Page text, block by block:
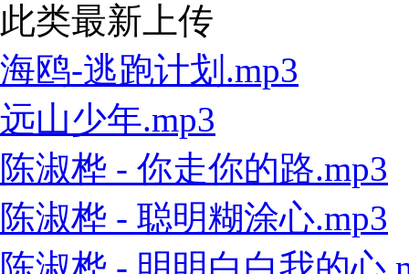
此类最新上传
海鸥-逃跑计划.mp3
远山少年.mp3
陈淑桦 - 你走你的路.mp3
陈淑桦 - 聪明糊涂心.mp3